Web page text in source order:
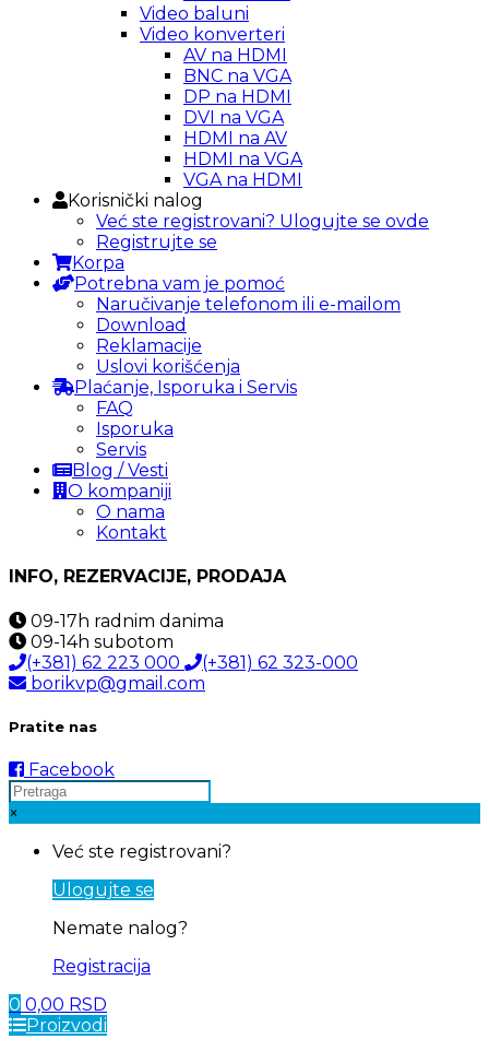
Video baluni
Video konverteri
AV na HDMI
BNC na VGA
DP na HDMI
DVI na VGA
HDMI na AV
HDMI na VGA
VGA na HDMI
Korisnički nalog
Već ste registrovani? Ulogujte se ovde
Registrujte se
Korpa
Potrebna vam je pomoć
Naručivanje telefonom ili e-mailom
Download
Reklamacije
Uslovi korišćenja
Plaćanje, Isporuka i Servis
FAQ
Isporuka
Servis
Blog / Vesti
O kompaniji
O nama
Kontakt
INFO, REZERVACIJE, PRODAJA
09-17h radnim danima
09-14h subotom
(+381) 62 223 000
(+381) 62 323-000
borikvp@gmail.com
Pratite nas
Facebook
×
Već ste registrovani?
Ulogujte se
Nemate nalog?
Registracija
0 0,00 RSD
Proizvodi